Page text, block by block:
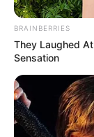
BRAINBERRIES
They Laughed
Sensation